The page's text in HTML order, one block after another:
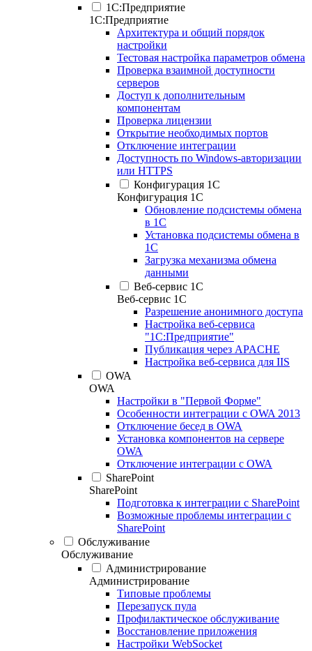
1С:Предприятие
1С:Предприятие
Архитектура и общий порядок
настройки
Тестовая настройка параметров обмена
Проверка взаимной доступности
серверов
Доступ к дополнительным
компонентам
Проверка лицензии
Открытие необходимых портов
Отключение интеграции
Доступность по Windows-авторизации
или HTTPS
Конфигурация 1С
Конфигурация 1С
Обновление подсистемы обмена
в 1С
Установка подсистемы обмена в
1С
Загрузка механизма обмена
данными
Веб-сервис 1С
Веб-сервис 1С
Разрешение анонимного доступа
Настройка веб-сервиса
"1С:Предприятие"
Публикация через APACHE
Настройка веб-сервиса для IIS
OWA
OWA
Настройки в "Первой Форме"
Особенности интеграции с OWA 2013
Отключение бесед в OWA
Установка компонентов на сервере
OWA
Отключение интеграции с OWA
SharePoint
SharePoint
Подготовка к интеграции с SharePoint
Возможные проблемы интеграции с
SharePoint
Обслуживание
Обслуживание
Администрирование
Администрирование
Типовые проблемы
Перезапуск пула
Профилактическое обслуживание
Восстановление приложения
Настройки WebSocket